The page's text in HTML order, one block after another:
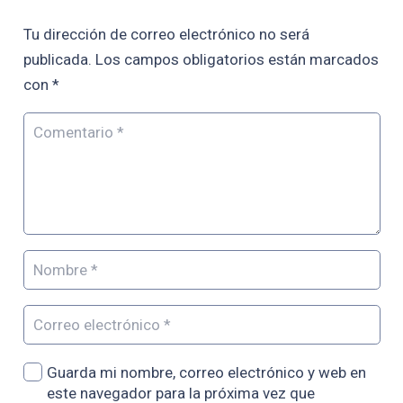
Tu dirección de correo electrónico no será
publicada. Los campos obligatorios están marcados
con *
Guarda mi nombre, correo electrónico y web en
este navegador para la próxima vez que